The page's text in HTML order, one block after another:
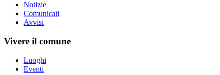
Notizie
Comunicati
Avvisi
Vivere il comune
Luoghi
Eventi